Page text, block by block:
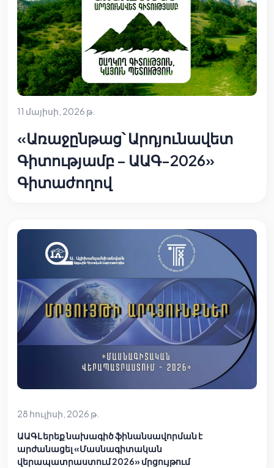
11 մայիսի, 2026 թ.
«Առաջընթաց՝ Արդյունավետ
Գիտությամբ – ԱԱԳ-2026»
Գիտաժողով
28 հուլիսի, 2026 թ.
ԱԱԳԼ երեք նախագիծ ֆինանսավորման է
արժանացել «Մասնագիտական
վերապատրաստում 2026» մրցույթում